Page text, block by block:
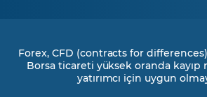
Forex, CFD (contracts for
Borsa ticareti yüksek oranda kayıp
yatırımcı için uygun